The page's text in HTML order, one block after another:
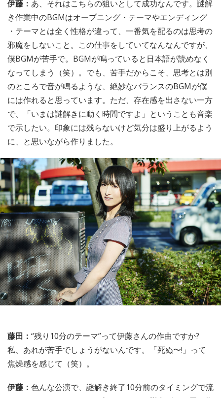
伊藤： あ、それはこちらの狙いとして成功なんです。謎解
き作業中のBGMはオープニング・テーマやエンディング
・テーマとは全く性格が違って、一番気を配るのは思考の
邪魔をしないこと。この仕事をしていてなんなんですが、
僕BGMが苦手で。BGMが鳴っていると日本語が読めなく
なってしまう（笑）。でも、苦手だからこそ、思考とは別
のところで音が鳴るような、絶妙なバランスのBGMが僕
には作れると思っています。ただ、存在感を出さない一方
で、「いまは謎解きに動く時間ですよ」ということも音楽
で示したい。印象には残らないけど気分は盛り上がるよう
に、と思いながら作りました。
藤田： “残り10分のテーマ”って伊藤さんの作曲ですか?
私、あれが苦手でしょうがないんです。「死ぬ〜!」って
焦燥感を感じて（笑）。
伊藤： 色んな公演で、謎解き終了10分前のタイミングで流